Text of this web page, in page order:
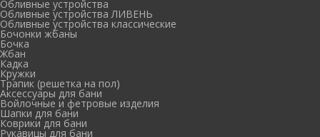
Обливные устройства
Обливные устройства ЛИВЕНЬ
Обливные устройства классические
Бочонки жбаны
Бочка
Жбан
Кадка
Кружки
Трапик (решетка на пол)
Аксессуары для бани
Войлочные и фетровые изделия
Шапки для бани
Коврики для бани
Рукавицы для бани